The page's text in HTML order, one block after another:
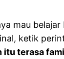
mau
ketik
itu terasa